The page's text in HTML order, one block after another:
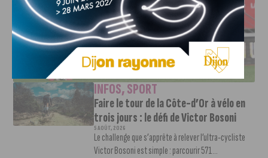
DFCO : UNE PRÉPARATION SEREINE AVANT LE GRAND
RETOUR EN LIGUE 2
INFOS,SPORT
Faire le tour de la Côte-d’Or à vélo en
trois jours : le défi de Victor Bosoni
5 AOÛT, 2026
Le challenge que s’apprête à relever l’ultra-cycliste
Victor Bosoni est simple : parcourir 571...